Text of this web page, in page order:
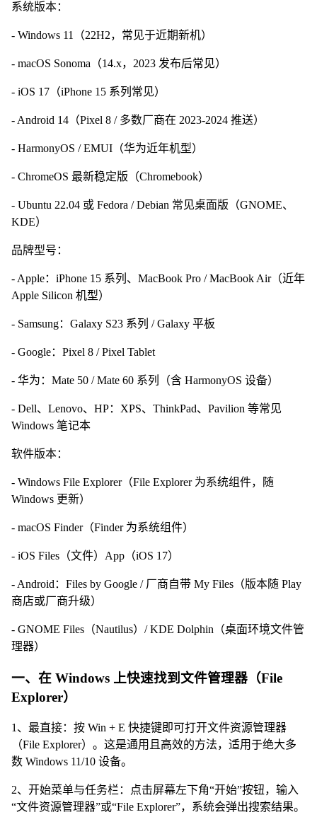
系统版本：
- Windows 11（22H2，常见于近期新机）
- macOS Sonoma（14.x，2023 发布后常见）
- iOS 17（iPhone 15 系列常见）
- Android 14（Pixel 8 / 多数厂商在 2023-2024 推送）
- HarmonyOS / EMUI（华为近年机型）
- ChromeOS 最新稳定版（Chromebook）
- Ubuntu 22.04 或 Fedora / Debian 常见桌面版（GNOME、
KDE）
品牌型号：
- Apple：iPhone 15 系列、MacBook Pro / MacBook Air（近年
Apple Silicon 机型）
- Samsung：Galaxy S23 系列 / Galaxy 平板
- Google：Pixel 8 / Pixel Tablet
- 华为：Mate 50 / Mate 60 系列（含 HarmonyOS 设备）
- Dell、Lenovo、HP：XPS、ThinkPad、Pavilion 等常见
Windows 笔记本
软件版本：
- Windows File Explorer（File Explorer 为系统组件，随
Windows 更新）
- macOS Finder（Finder 为系统组件）
- iOS Files（文件）App（iOS 17）
- Android：Files by Google / 厂商自带 My Files（版本随 Play
商店或厂商升级）
- GNOME Files（Nautilus）/ KDE Dolphin（桌面环境文件管
理器）
一、在 Windows 上快速找到文件管理器（File
Explorer）
1、最直接：按 Win + E 快捷键即可打开文件资源管理器
（File Explorer）。这是通用且高效的方法，适用于绝大多
数 Windows 11/10 设备。
2、开始菜单与任务栏：点击屏幕左下角“开始”按钮，输入
“文件资源管理器”或“File Explorer”，系统会弹出搜索结果。